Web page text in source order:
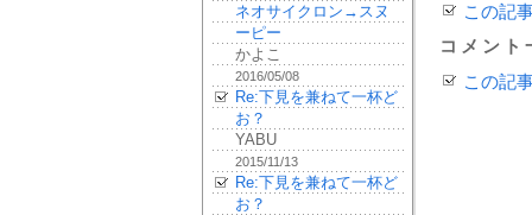
ネオサイクロン→スヌ
ーピー
かよこ
2016/05/08
Re:下見を兼ねて一杯ど
お？
YABU
2015/11/13
Re:下見を兼ねて一杯ど
お？
この記
コメント
この記